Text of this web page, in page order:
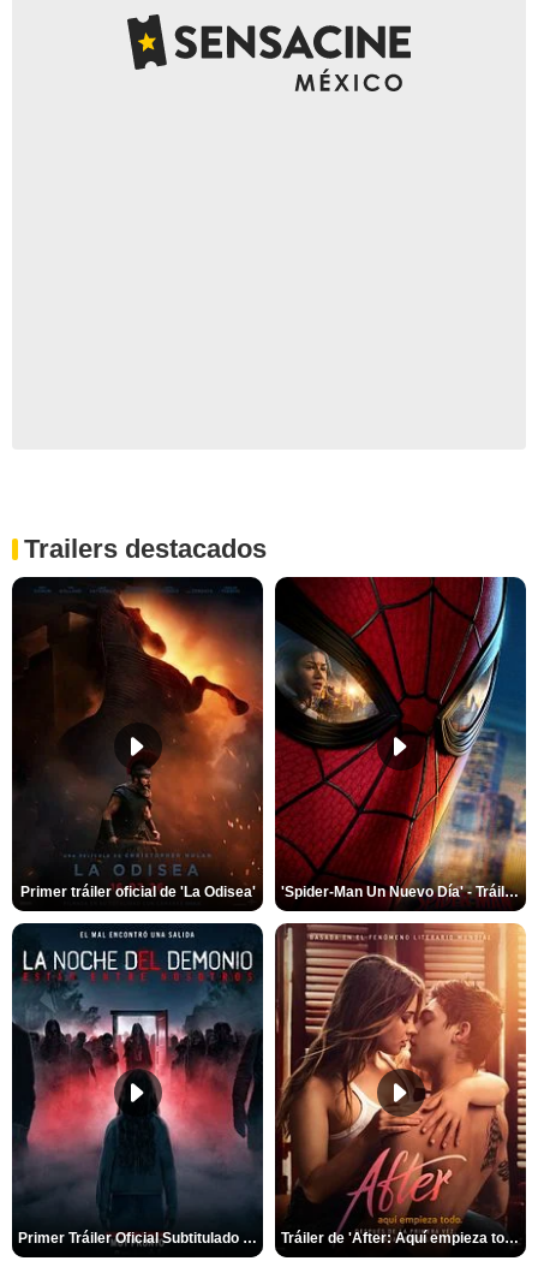
Trailers destacados
Primer tráiler oficial de 'La Odisea' 'Spider-Man Un Nuevo Día' - Tráiler oficial subtitulado
Primer Tráiler Oficial Subtitulado de 'La Noche Del Demonio: Están Entre Nosotros' Tráiler de 'After: Aquí empieza todo'